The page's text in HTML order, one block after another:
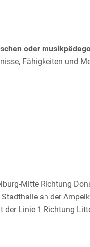
oder
Fähigkeiten und
Mitte Richtung
an der
Linie 1 Richtung